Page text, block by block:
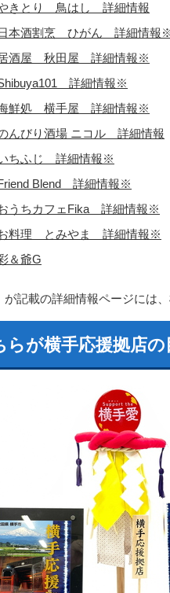
きとり 鳥はし 詳細情報
本酒割烹 ひがん 詳細情報
酒屋 秋田屋 詳細情報※
詳細情報※
鮮処 横手屋 詳細情報※
んびり酒場 ニコル 詳細情報
ちふじ 詳細情報※
Blend 詳細情報※
うちカフェFika 詳細情報※
料理 とみやま 詳細情報※
＆爺G
が記載の詳細情報ページには
らが横手応援拠店